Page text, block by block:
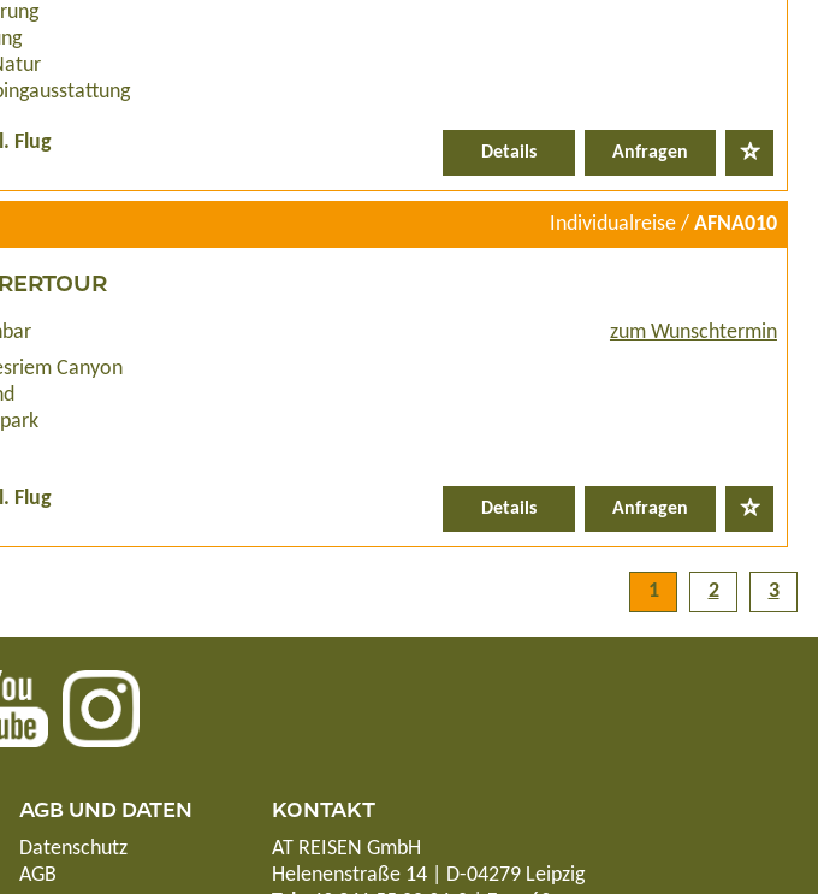
Flug Details Anfragen
Individualreise / AFNA010
zum Wunschtermin
Canyon
Flug Details Anfragen
1 2 3
AGB UND DATEN
Datenschutz
AGB
KONTAKT
AT REISEN GmbH
Helenenstraße 14 | D-04279 Leipzig